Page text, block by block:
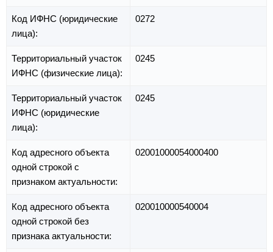
Код ИФНС (юридические
лица):
0272
Территориальный участок
ИФНС (физические лица):
0245
Территориальный участок
ИФНС (юридические
лица):
0245
Код адресного объекта
одной строкой с
признаком актуальности:
02001000054000400
Код адресного объекта
одной строкой без
признака актуальности:
020010000540004